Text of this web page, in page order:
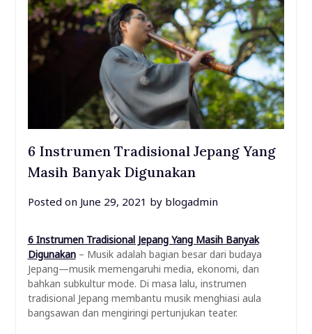
6 Instrumen Tradisional Jepang Yang
Masih Banyak Digunakan
Posted on June 29, 2021 by blogadmin
6 Instrumen Tradisional Jepang Yang Masih Banyak
Digunakan– Musik adalah bagian besar dari budaya
Jepang—musik memengaruhi media, ekonomi, dan
bahkan subkultur mode. Di masa lalu, instrumen
tradisional Jepang membantu musik menghiasi aula
bangsawan dan mengiringi pertunjukan teater.